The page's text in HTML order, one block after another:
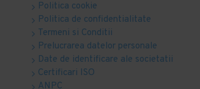
Politica cookie
Politica de confidentialitate
Termeni si Conditii
Prelucrarea datelor personale
Date de identificare ale societatii
Certificari ISO
ANPC